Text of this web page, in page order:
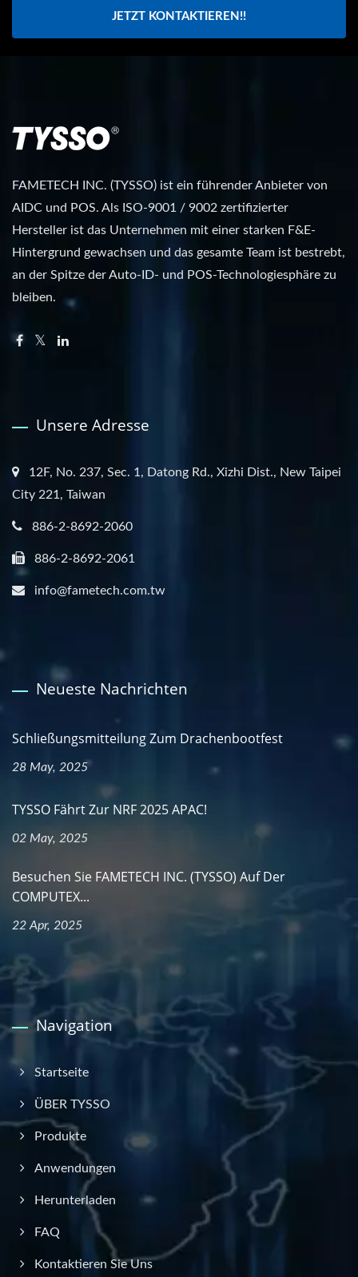
JETZT KONTAKTIEREN!!
FAMETECH INC. (TYSSO) ist ein führender Anbieter von
AIDC und POS. Als ISO-9001 / 9002 zertifizierter
Hersteller ist das Unternehmen mit einer starken F&E-
Hintergrund gewachsen und das gesamte Team ist bestrebt,
an der Spitze der Auto-ID- und POS-Technologiesphäre zu
bleiben.
Unsere Adresse
12F, No. 237, Sec. 1, Datong Rd., Xizhi Dist., New Taipei
City 221, Taiwan
886-2-8692-2060
886-2-8692-2061
info@fametech.com.tw
Neueste Nachrichten
Schließungsmitteilung Zum Drachenbootfest
28 May, 2025
TYSSO Fährt Zur NRF 2025 APAC!
02 May, 2025
Besuchen Sie FAMETECH INC. (TYSSO) Auf Der
COMPUTEX...
22 Apr, 2025
Navigation
Startseite
ÜBER TYSSO
Produkte
Anwendungen
Herunterladen
FAQ
Kontaktieren Sie Uns